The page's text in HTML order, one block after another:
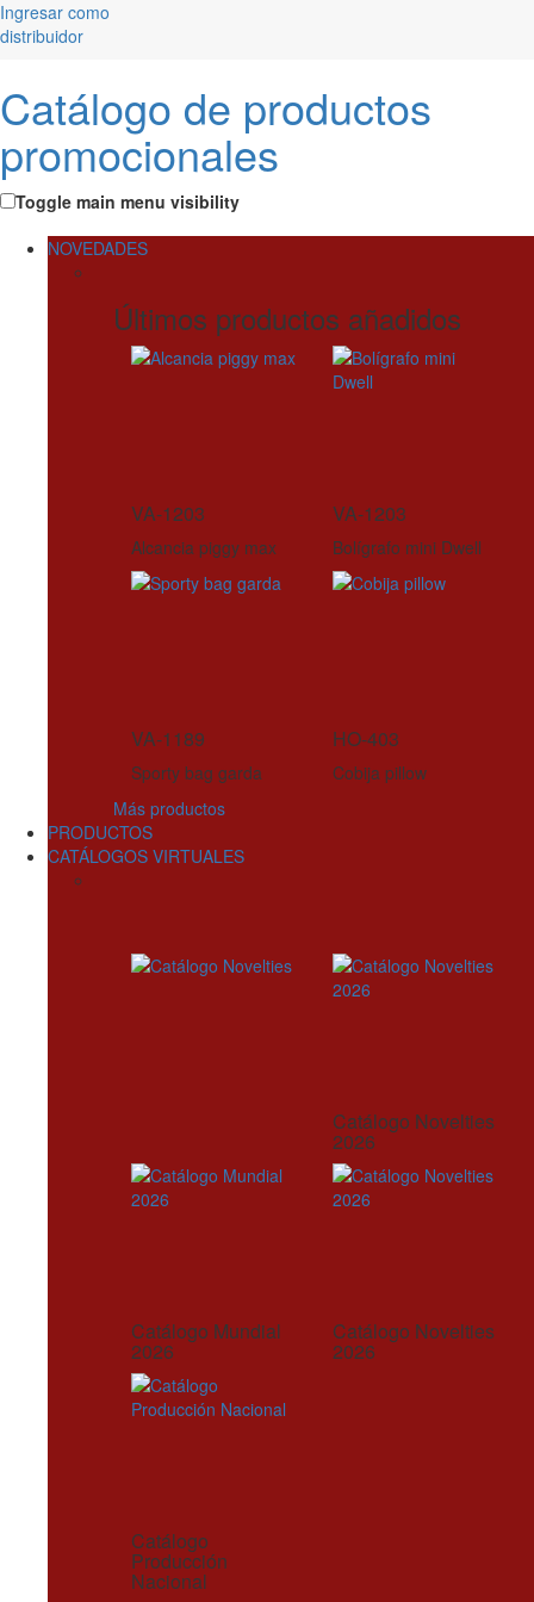
Ingresar como
distribuidor
Catálogo de productos
promocionales
Toggle main menu visibility
NOVEDADES
Últimos productos añadidos
VA-1203
Alcancia piggy max
VA-1203
Bolígrafo mini Dwell
VA-1189
Sporty bag garda
HO-403
Cobija pillow
Más productos
PRODUCTOS
CATÁLOGOS VIRTUALES
Catálogo Novelties
2026
Catálogo Mundial
2026
Catálogo Novelties
2026
Catálogo
Producción
Nacional